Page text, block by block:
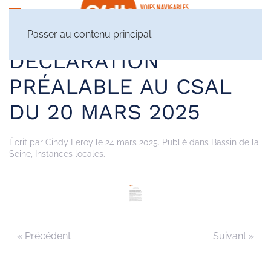
Passer au contenu principal
DÉCLARATION
PRÉALABLE AU CSAL
DU 20 MARS 2025
Écrit par Cindy Leroy le 24 mars 2025. Publié dans Bassin de la
Seine
Instances locales.
« Précédent Suivant »